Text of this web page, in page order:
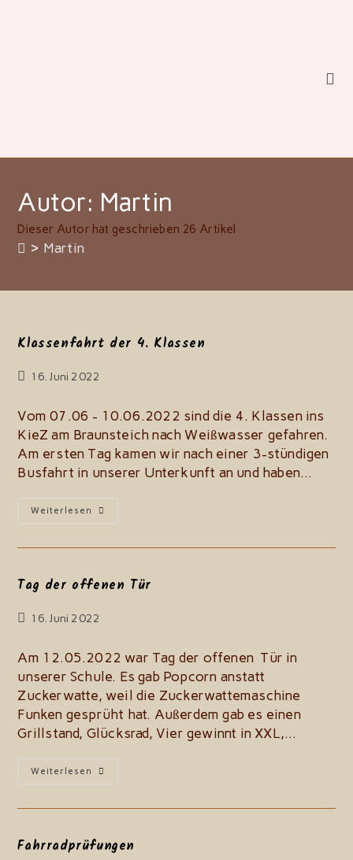
Autor: Martin
Dieser Autor hat geschrieben 26 Artikel
> Martin
Klassenfahrt der 4. Klassen
Beitrag
geändert
16. Juni 2022
Vom 07.06 - 10.06.2022 sind die 4. Klassen ins
KieZ am Braunsteich nach Weißwasser gefahren.
Am ersten Tag kamen wir nach einer 3-stündigen
Busfahrt in unserer Unterkunft an und haben…
Weiterlesen
Klassenfahrt
Der
Tag der offenen Tür
Beitrag
geändert
16. Juni 2022
Am 12.05.2022 war Tag der offenen Tür in
unserer Schule. Es gab Popcorn anstatt
Zuckerwatte, weil die Zuckerwattemaschine
Funken gesprüht hat. Außerdem gab es einen
Grillstand, Glücksrad, Vier gewinnt in XXL,…
Weiterlesen
Tag
Der
Fahrradprüfungen